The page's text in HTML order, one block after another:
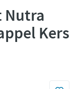
Nutra
Kers